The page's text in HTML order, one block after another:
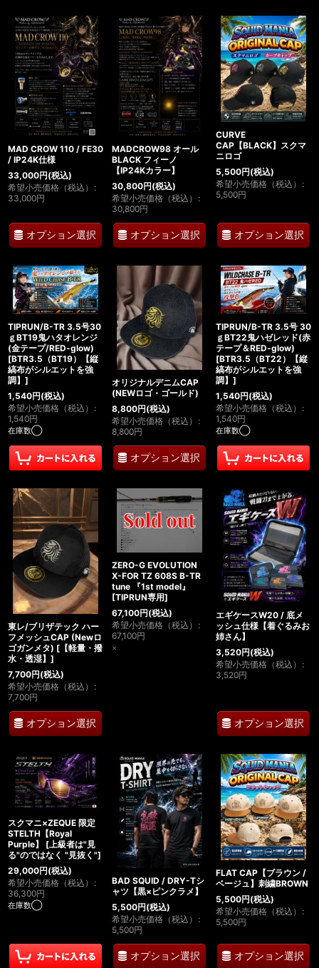
MAD CROW 110 / FE30
/ IP24K仕様
33,000円(税込)
希望小売価格（税込） :
33,000円
オプション選択
MADCROW98 オール
BLACK フィーノ
【IP24Kカラー】
30,800円(税込)
希望小売価格（税込） :
30,800円
オプション選択
CURVE
CAP【BLACK】スクマ
ニロゴ
5,500円(税込)
希望小売価格（税込） :
5,500円
オプション選択
TIPRUN/B-TR 3.5号30
ｇBT19鬼ハタオレンジ
(金テープ/RED-glow)
[BTR3.5（BT19）【縦
縞布がシルエットを強
調】 ]
1,540円(税込)
希望小売価格（税込） :
1,540円
在庫数◯
オリジナルデニムCAP
(NEWロゴ・ゴールド)
8,800円(税込)
希望小売価格（税込） :
8,800円
オプション選択
TIPRUN/B-TR 3.5号 30
ｇBT22鬼ハゼレッド(赤
テープ＆RED-glow)
[BTR3.5（BT22）【縦
縞布がシルエットを強
調】 ]
1,540円(税込)
希望小売価格（税込） :
1,540円
在庫数◯
東レ/ブリザテック ハー
フメッシュCAP (Newロ
ゴガンメタ) [ 【軽量・撥
水・透湿】 ]
7,700円(税込)
希望小売価格（税込） :
7,700円
オプション選択
ZERO-G EVOLUTION
X-FOR TZ 608S B-TR
tune 『1st model』
[TIPRUN専用]
67,100円(税込)
希望小売価格（税込） :
67,100円
×
エギケースW20 / 底メ
ッシュ仕様【着ぐるみお
姉さん】
3,520円(税込)
希望小売価格（税込） :
3,520円
オプション選択
スクマニ×ZEQUE 限定
STELTH【Royal
Purple】
[上級者は"見
る"のではなく "見抜く"]
29,000円(税込)
希望小売価格（税込） :
36,300円
在庫数◯
BAD SQUID / DRY-Tシ
ャツ【黒×ピンクラメ】
5,500円(税込)
希望小売価格（税込） :
5,500円
オプション選択
FLAT CAP【ブラウン /
ベージュ】刺繍BROWN
5,500円(税込)
希望小売価格（税込） :
5,500円
オプション選択